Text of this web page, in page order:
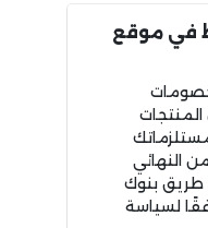
في موقع
النهائي
طريق بنوك
شهرًا وفقًا لسياسة